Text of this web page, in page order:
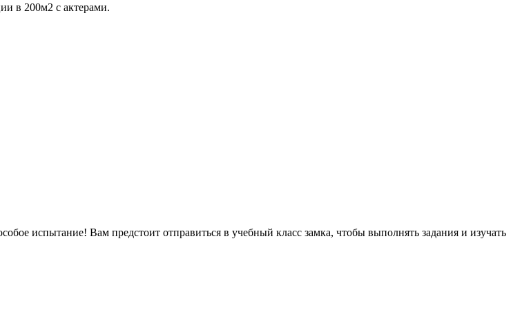
в 200м2 с актерами.
испытание! Вам предстоит отправиться в учебный класс замка, чтобы выполнять задания и изучать